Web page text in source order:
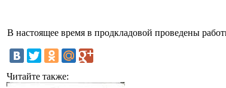
В настоящее время в продкладовой проведены
Читайте также: